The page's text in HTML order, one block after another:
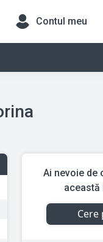
Contul meu
Motorina
Ai nevoie de
această
Cere